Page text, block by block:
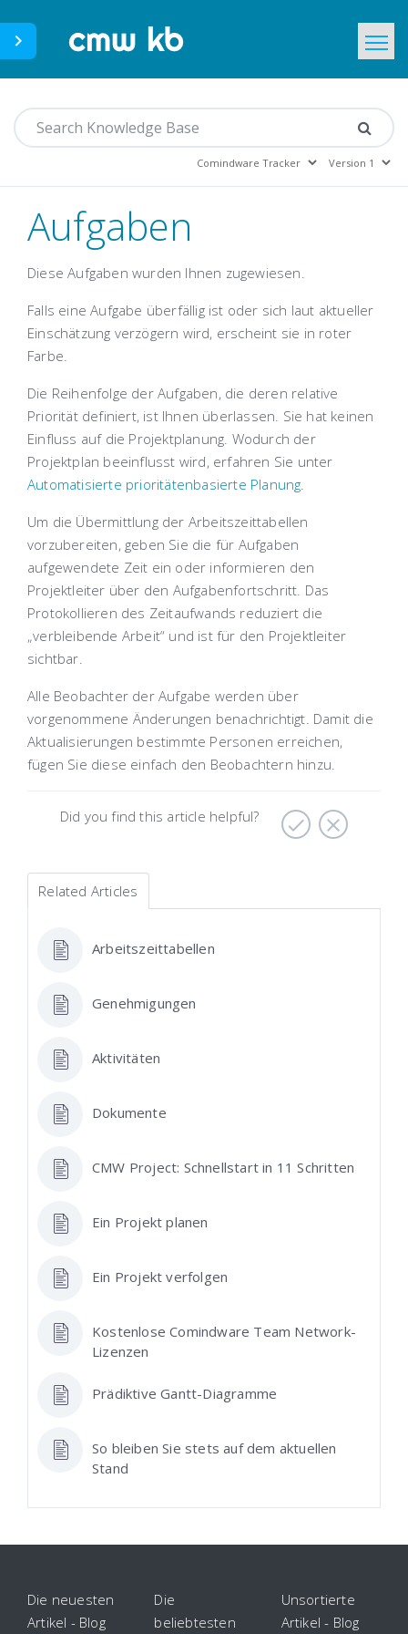
Aufgaben
Diese Aufgaben wurden Ihnen zugewiesen.
Falls eine Aufgabe überfällig ist oder sich laut aktueller
Einschätzung verzögern wird, erscheint sie in roter
Farbe.
Die Reihenfolge der Aufgaben, die deren relative
Priorität definiert, ist Ihnen überlassen. Sie hat keinen
Einfluss auf die Projektplanung. Wodurch der
Projektplan beeinflusst wird, erfahren Sie unter
Automatisierte prioritätenbasierte Planung.
Um die Übermittlung der Arbeitszeittabellen
vorzubereiten, geben Sie die für Aufgaben
aufgewendete Zeit ein oder informieren den
Projektleiter über den Aufgabenfortschritt. Das
Protokollieren des Zeitaufwands reduziert die
„verbleibende Arbeit“ und ist für den Projektleiter
sichtbar.
Alle Beobachter der Aufgabe werden über
vorgenommene Änderungen benachrichtigt. Damit die
Aktualisierungen bestimmte Personen erreichen,
fügen Sie diese einfach den Beobachtern hinzu.
Did you find this article helpful?
Related Articles
Аrbeitszeittabellen
Genehmigungen
Aktivitäten
Dokumente
CMW Project: Schnellstart in 11 Schritten
Ein Projekt planen
Ein Projekt verfolgen
Kostenlose Comindware Team Network-
Lizenzen
Prädiktive Gantt-Diagramme
So bleiben Sie stets auf dem aktuellen
Stand
Die neuesten
Artikel - Blog
Die
beliebtesten
Unsortierte
Artikel - Blog